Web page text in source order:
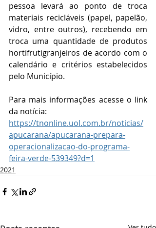
pessoa levará ao ponto de troca
materiais recicláveis (papel, papelão,
vidro, entre outros), recebendo em
troca uma quantidade de produtos
hortifrutigranjeiros de acordo com o
calendário e critérios estabelecidos
pelo Município.
Para mais informações acesse o link
da notícia:
https://tnonline.uol.com.br/noticias/
apucarana/apucarana-prepara-
operacionalizacao-do-programa-
feira-verde-539349?d=1
2021